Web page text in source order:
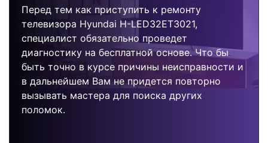
Перед тем как приступить к ремонту
телевизора Hyundai H-LED32ET3021,
специалист обязательно проведет
диагностику на бесплатной основе. Что бы
быть точно в курсе причины неисправности и
в дальнейшем Вам не придется повторно
вызывать мастера для поиска других
поломок.